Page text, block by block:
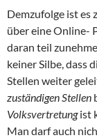
Demzufolge ist es
über eine Online-
daran teil
keiner Silbe, dass
Stellen weiter
zuständigen Stellen
Volksvertretungist
Man darf auch